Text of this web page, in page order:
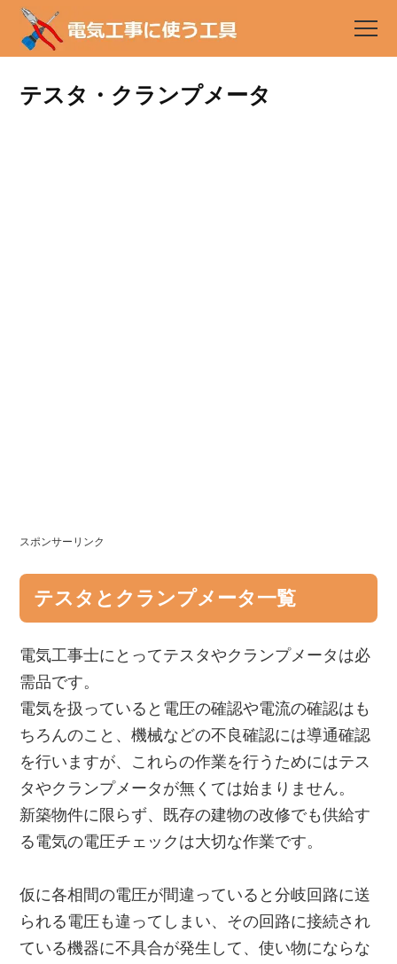
テスタ・クランプメータ
スポンサーリンク
テスタとクランプメータ一覧
電気工事士にとってテスタやクランプメータは必
需品です。
電気を扱っていると電圧の確認や電流の確認はも
ちろんのこと、機械などの不良確認には導通確認
を行いますが、これらの作業を行うためにはテス
タやクランプメータが無くては始まりません。
新築物件に限らず、既存の建物の改修でも供給す
る電気の電圧チェックは大切な作業です。
仮に各相間の電圧が間違っていると分岐回路に送
られる電圧も違ってしまい、その回路に接続され
ている機器に不具合が発生して、使い物にならな